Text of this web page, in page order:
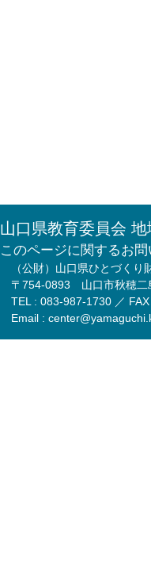
山口県教育委員会
このページに関するお問
（公財）山口県ひとづく
〒754-0893 山口市秋穂二
TEL : 083-987-1730 ／
Email :